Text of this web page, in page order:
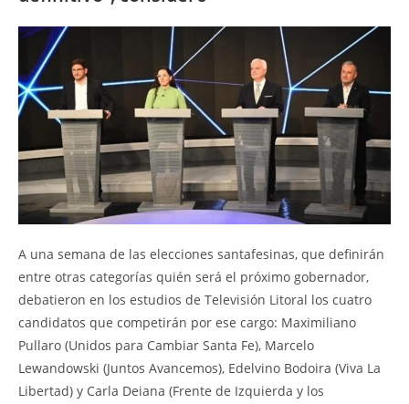
A una semana de las elecciones santafesinas, que definirán
entre otras categorías quién será el próximo gobernador,
debatieron en los estudios de Televisión Litoral los cuatro
candidatos que competirán por ese cargo: Maximiliano
Pullaro (Unidos para Cambiar Santa Fe), Marcelo
Lewandowski (Juntos Avancemos), Edelvino Bodoira (Viva La
Libertad) y Carla Deiana (Frente de Izquierda y los